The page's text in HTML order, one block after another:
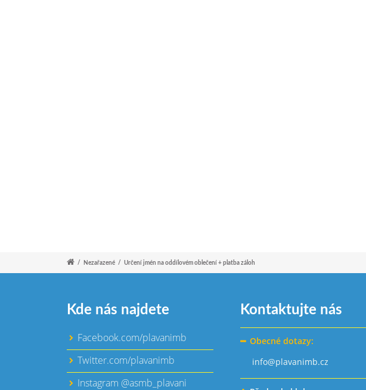
/ Nezařazené / Určení jmén na oddílovém oblečení + platba záloh
Kde nás najdete
Facebook.com/plavanimb
Twitter.com/plavanimb
Instagram @asmb_plavani
Kontaktujte nás
Obecné dotazy:
info@plavanimb.cz